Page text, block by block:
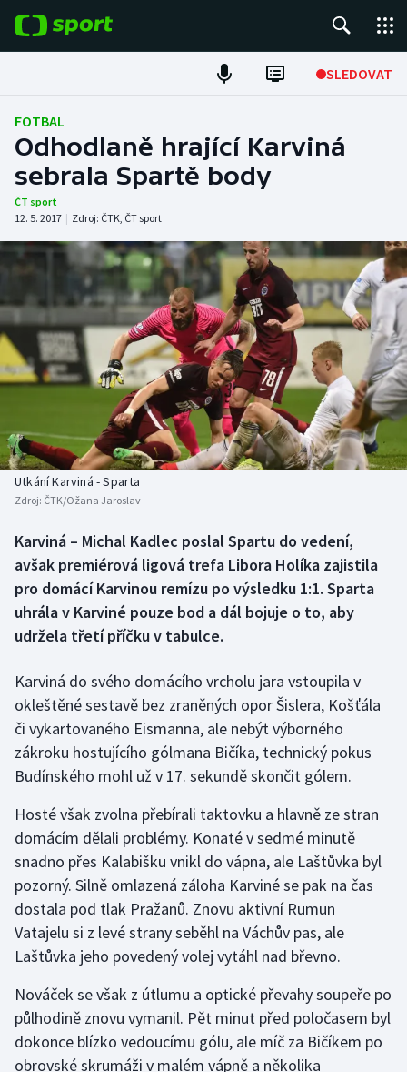
SLEDOVAT
Fotbal
Hokej
Tenis
Atletika
Cyklistika
DALŠÍ SPORTY
Americký fotbal
Baseball a softbal
Basketbal
Biatlon
Boby a skeleton
Box
Curling
Dostihy
Florbal
Futsal
Golf
Gymnastika
Házená
Jezdectví
Judo
Krasobruslení
NEPŘEHLÉDNĚTE
Historické návraty
Aplikace ČT sport
AZ kvíz
FOTBAL
Odhodlaně hrající Karviná
sebrala Spartě body
ČT sport
12. 5. 2017 | Zdroj: ČTK, ČT sport
Utkání Karviná - Sparta
Zdroj: ČTK/Ožana Jaroslav
Karviná – Michal Kadlec poslal Spartu do vedení,
avšak premiérová ligová trefa Libora Holíka zajistila
pro domácí Karvinou remízu po výsledku 1:1. Sparta
uhrála v Karviné pouze bod a dál bojuje o to, aby
udržela třetí příčku v tabulce.
Karviná do svého domácího vrcholu jara vstoupila v
okleštěné sestavě bez zraněných opor Šislera, Košťála
či vykartovaného Eismanna, ale nebýt výborného
zákroku hostujícího gólmana Bičíka, technický pokus
Budínského mohl už v 17. sekundě skončit gólem.
Hosté však zvolna přebírali taktovku a hlavně ze stran
domácím dělali problémy. Konaté v sedmé minutě
snadno přes Kalabišku vnikl do vápna, ale Laštůvka byl
pozorný. Silně omlazená záloha Karviné se pak na čas
dostala pod tlak Pražanů. Znovu aktivní Rumun
Vatajelu si z levé strany seběhl na Váchův pas, ale
Laštůvka jeho povedený volej vytáhl nad břevno.
Nováček se však z útlumu a optické převahy soupeře po
půlhodině znovu vymanil. Pět minut před poločasem byl
dokonce blízko vedoucímu gólu, ale míč za Bičíkem po
obrovské skrumáži v malém vápně a několika